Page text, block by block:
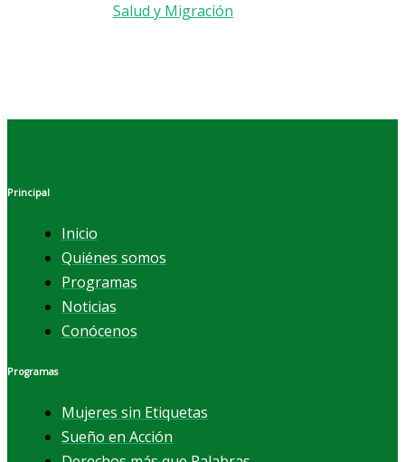
Salud y Migración
Principal
Inicio
Quiénes somos
Programas
Noticias
Conócenos
Programas
Mujeres sin Etiquetas
Sueño en Acción